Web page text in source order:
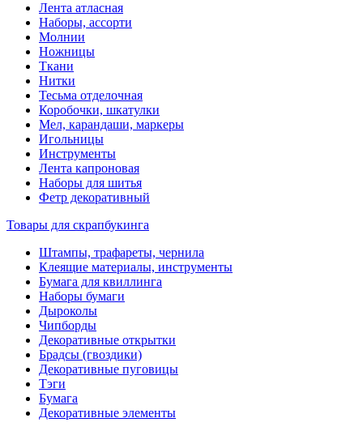
Лента атласная
Наборы, ассорти
Молнии
Ножницы
Ткани
Нитки
Тесьма отделочная
Коробочки, шкатулки
Мел, карандаши, маркеры
Игольницы
Инструменты
Лента капроновая
Наборы для шитья
Фетр декоративный
Товары для скрапбукинга
Штампы, трафареты, чернила
Клеящие материалы, инструменты
Бумага для квиллинга
Наборы бумаги
Дыроколы
Чипборды
Декоративные открытки
Брадсы (гвоздики)
Декоративные пуговицы
Тэги
Бумага
Декоративные элементы